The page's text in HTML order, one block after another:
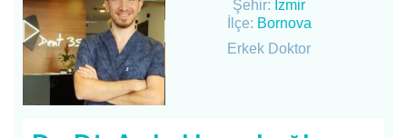
Şehir: İzmir
İlçe: Bornova
Erkek Doktor